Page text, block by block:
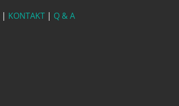
| KONTAKT | Q & A